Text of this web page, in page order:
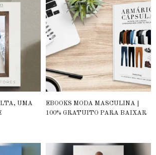
UMA
EBOOKS MODA MASCULINA |
100% GRATUITO PARA BAIXAR